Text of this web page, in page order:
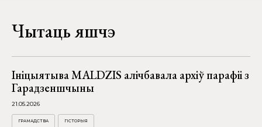
Чытаць яшчэ
Ініцыятыва MALDZIS алічбавала архіў парафіі з
Гарадзеншчыны
21.05.2026
ГРАМАДСТВА ГІСТОРЫЯ